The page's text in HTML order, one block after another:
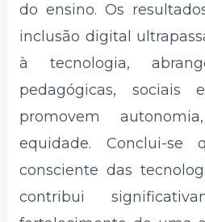
do ensino. Os
inclusão digital
à tecnologia,
pedagógicas, sociais
promovem
equidade. Conclui-se
consciente das
contribui